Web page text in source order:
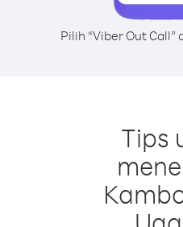
Pilih “Viber Out
Tips